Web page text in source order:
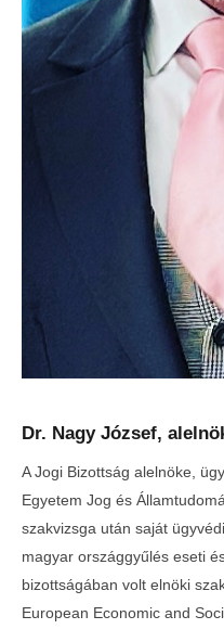
Dr. Nagy József,
A Jogi Bizottság alelnöke,
Egyetem Jog és
szakvizsga után saját
magyar országgyűlés eseti
bizottságában volt elnöki
European Economic and